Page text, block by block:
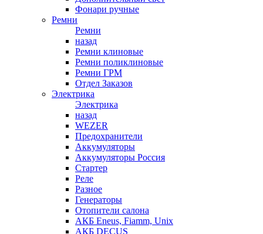
Фонари ручные
Ремни
Ремни
назад
Ремни клиновые
Ремни поликлиновые
Ремни ГРМ
Отдел Заказов
Электрика
Электрика
назад
WEZER
Предохранители
Аккумуляторы
Аккумуляторы Россия
Стартер
Реле
Разное
Генераторы
Отопители салона
АКБ Eneus, Fiamm, Unix
АКБ DECUS